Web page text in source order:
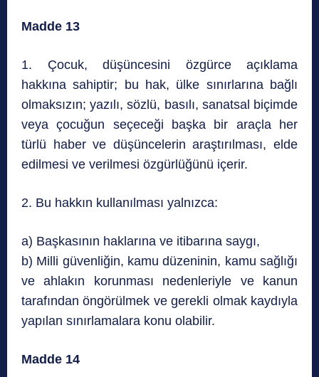
Madde 13
1. Çocuk, düşüncesini özgürce açıklama
hakkına sahiptir; bu hak, ülke sınırlarına bağlı
olmaksızın; yazılı, sözlü, basılı, sanatsal biçimde
veya çocuğun seçeceği başka bir araçla her
türlü haber ve düşüncelerin araştırılması, elde
edilmesi ve verilmesi özgürlüğünü içerir.
2. Bu hakkın kullanılması yalnızca:
a) Başkasının haklarına ve itibarına saygı,
b) Milli güvenliğin, kamu düzeninin, kamu sağlığı
ve ahlakın korunması nedenleriyle ve kanun
tarafından öngörülmek ve gerekli olmak kaydıyla
yapılan sınırlamalara konu olabilir.
Madde 14